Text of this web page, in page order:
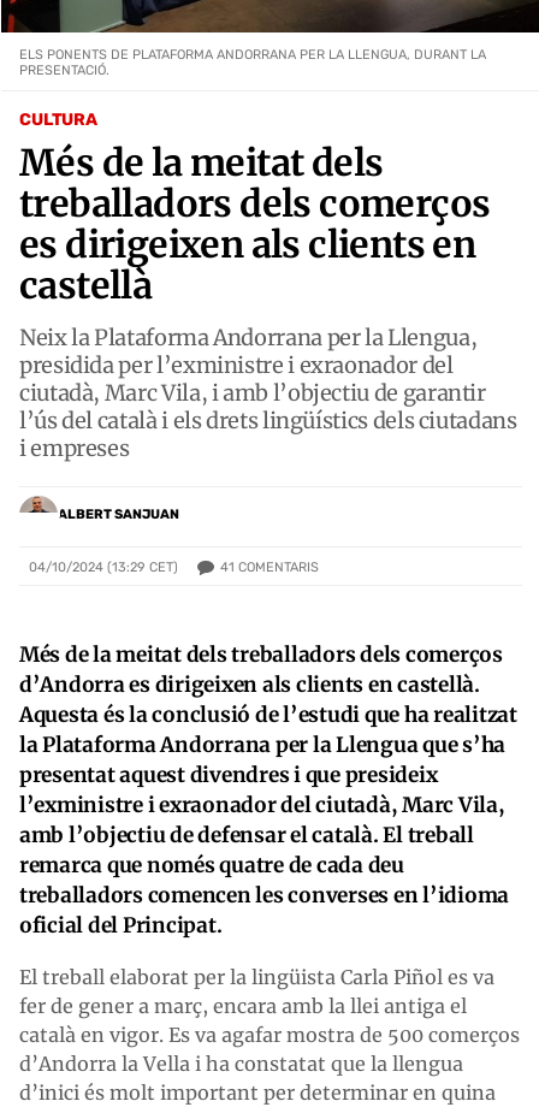
CULTURA
Més de la meitat dels
treballadors dels comerços
es dirigeixen als clients en
castellà
Neix la Plataforma Andorrana per la Llengua,
presidida per l’exministre i exraonador del
ciutadà, Marc Vila, i amb l’objectiu de garantir
l’ús del català i els drets lingüístics dels ciutadans
i empreses
ALBERT SANJUAN
04/10/2024 (13:29 CET) 41 COMENTARIS
ELS PONENTS DE PLATAFORMA ANDORRANA PER LA LLENGUA, DURANT LA
PRESENTACIÓ.
Més de la meitat dels treballadors dels comerços
d’Andorra es dirigeixen als clients en castellà.
Aquesta és la conclusió de l’estudi que ha realitzat
la Plataforma Andorrana per la Llengua que s’ha
presentat aquest divendres i que presideix
l’exministre i exraonador del ciutadà, Marc Vila,
amb l’objectiu de defensar el català. El treball
remarca que només quatre de cada deu
treballadors comencen les converses en l’idioma
oficial del Principat.
El treball elaborat per la lingüista Carla Piñol es va
fer de gener a març, encara amb la llei antiga el
català en vigor. Es va agafar mostra de 500 comerços
d’Andorra la Vella i ha constatat que la llengua
d’inici és molt important per determinar en quina